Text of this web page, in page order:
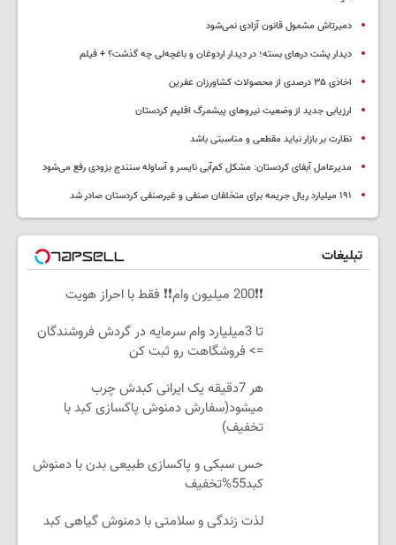
دمیرتاش مشمول قانون آزادی نمی‌شود
دیدار پشت درهای بسته؛ در دیدار اردوغان و باغچه‌لی چه گذشت؟ + فیلم
اخاذی ۳۵ درصدی از محصولات کشاورزان عفرین
ارزیابی جدید از وضعیت نیروهای پیشمرگ اقلیم کردستان
نظارت بر بازار نباید مقطعی و مناسبتی باشد
مدیرعامل آبفای کردستان: مشکل کم‌آبی نایسر و آساوله سنندج بزودی رفع می‌شود
۱۹۱ میلیارد ریال جریمه برای متخلفان صنفی و غیرصنفی کردستان صادر شد
تبلیغات
❗❗200 میلیون وام❗❗ فقط با احراز هویت
تا 3میلیارد وام سرمایه در گردش فروشندگان
=> فروشگاهت رو ثبت کن
هر 7دقیقه یک ایرانی کبدش چرب
میشود(سفارش دمنوش پاکسازی کبد با
تخفیف)
حس سبکی و پاکسازی طبیعی بدن با دمنوش
کبد55%تخفیف
لذت زندگی و سلامتی با دمنوش گیاهی کبد